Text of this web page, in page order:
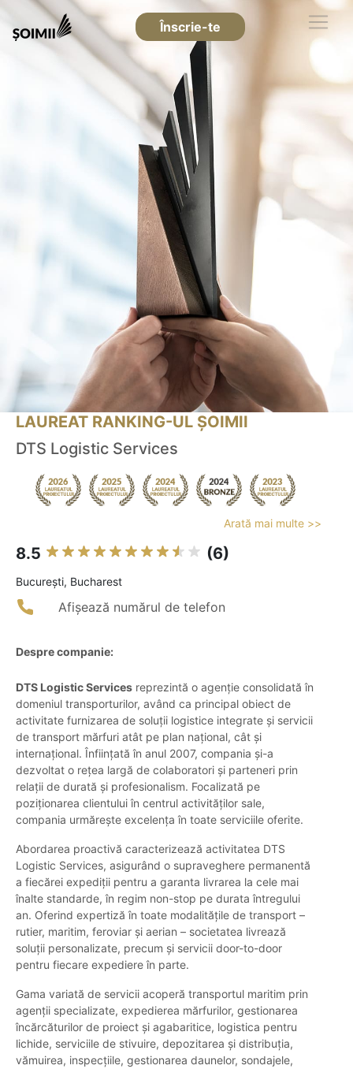
Înscrie-te
LAUREAT RANKING-UL ȘOIMII
DTS Logistic Services
Arată mai multe >>
8.5 (6)
Bucureşti, Bucharest
Afișează numărul de telefon
Despre companie:
DTS Logistic Services reprezintă o agenție consolidată în
domeniul transporturilor, având ca principal obiect de
activitate furnizarea de soluții logistice integrate și servicii
de transport mărfuri atât pe plan național, cât și
internațional. Înființată în anul 2007, compania și-a
dezvoltat o rețea largă de colaboratori și parteneri prin
relații de durată și profesionalism. Focalizată pe
poziționarea clientului în centrul activităților sale,
compania urmărește excelența în toate serviciile oferite.
Abordarea proactivă caracterizează activitatea DTS
Logistic Services, asigurând o supraveghere permanentă
a fiecărei expediții pentru a garanta livrarea la cele mai
înalte standarde, în regim non-stop pe durata întregului
an. Oferind expertiză în toate modalitățile de transport –
rutier, maritim, feroviar și aerian – societatea livrează
soluții personalizate, precum și servicii door-to-door
pentru fiecare expediere în parte.
Gama variată de servicii acoperă transportul maritim prin
agenții specializate, expedierea mărfurilor, gestionarea
încărcăturilor de proiect și agabaritice, logistica pentru
lichide, serviciile de stivuire, depozitarea și distribuția,
vămuirea, inspecțiile, gestionarea daunelor, sondajele,